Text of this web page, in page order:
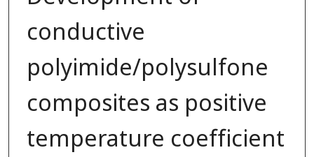
conductive
polyimide/polysulfone
composites as positive
temperature coefficient